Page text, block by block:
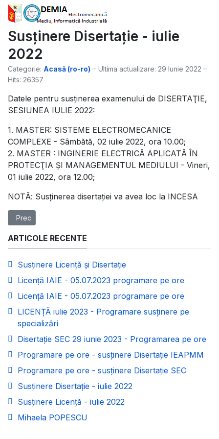
Susținere Disertație - iulie
2022
Categorie: Acasă (ro-ro)
Ultima actualizare: 29 Iunie 2022
Hits: 26357
Datele pentru susţinerea examenului de DISERTAŢIE,
SESIUNEA IULIE 2022:
1. MASTER: SISTEME ELECTROMECANICE
COMPLEXE - Sâmbătă, 02 iulie 2022, ora 10.00;
2. MASTER : INGINERIE ELECTRICĂ APLICATĂ ÎN
PROTECŢIA ŞI MANAGEMENTUL MEDIULUI - Vineri,
01 iulie 2022, ora 12.00;
NOTĂ: Susținerea disertației va avea loc la INCESA
Articol precedent: Programare pe ore - susținere Disertație SEC
Prec
ARTICOLE RECENTE
Susținere Licență și Disertație
Licență IAIE - 05.07.2023 programare pe ore
Licență IAIE - 05.07.2023 programare pe ore
LICENȚĂ iulie 2023 - Programare susținere pe
specializări
Disertație SEC 29 iunie 2023 - Programarea pe ore
Programare pe ore - susținere Disertație IEAPMM
Programare pe ore - susținere Disertație SEC
Susținere Disertație - iulie 2022
Susținere Licență - iulie 2022
Mihaela POPESCU